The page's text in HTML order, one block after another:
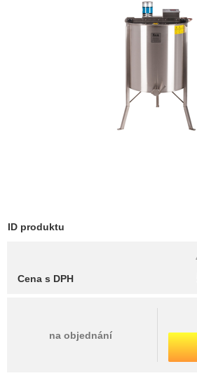
ID produktu
Cena s DPH
na objednání